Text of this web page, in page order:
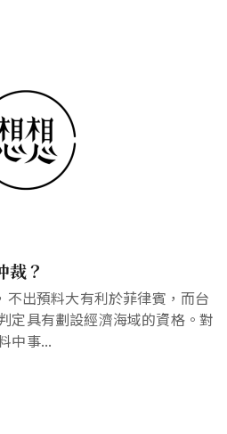
裁？
出預料大有利於菲律賓，而台
定具有劃設經濟海域的資格。對
中事...